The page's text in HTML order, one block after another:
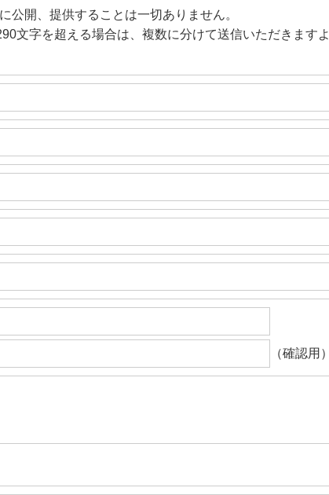
開、提供することは一切ありません。
文字を超える場合は、複数に分けて送信いただきますよ
（確認用）